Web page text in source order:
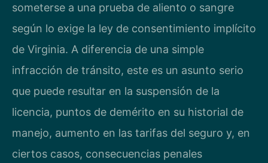
someterse a una prueba de aliento o sangre
según lo exige la ley de consentimiento implícito
de Virginia. A diferencia de una simple
infracción de tránsito, este es un asunto serio
que puede resultar en la suspensión de la
licencia, puntos de demérito en su historial de
manejo, aumento en las tarifas del seguro y, en
ciertos casos, consecuencias penales